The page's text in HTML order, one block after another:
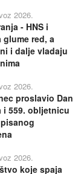
2026.
- HNS i
glume red, a
i dalje vladaju
2026.
proslavio Dan
i 559. obljetnicu
2026.
koje spaja